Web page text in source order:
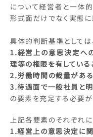
について経営者と一体
形式面だけでなく実態に
具体的判断基準としては
1.経営上の意思決定へ
理等の権限を有している
2.労働時間の裁量があ
3.待遇面で一般社員と
の要素を充足する必要が
上記各要素のそれぞれに
1.経営上の意思決定に